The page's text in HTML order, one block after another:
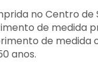
no Centro
de medida
de medida
anos.